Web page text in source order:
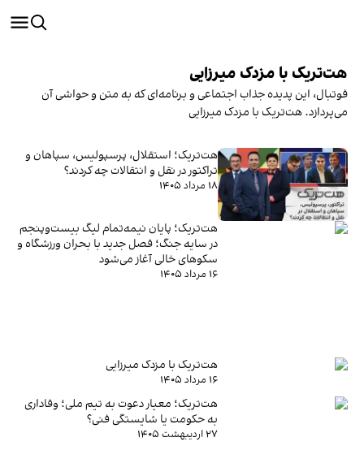
هت‌تریک با مزدک میرزایی
فوتبال، این پدیده جذاب اجتماعی و برنامه‌ای که به متن و حواشی آن
می‌پردازد. هت‌تریک با مزدک میرزایی
هت‌تریک؛ استقلال، پرسپولیس، سپاهان و
تراکتور در نقل و انتقالات چه کردند؟
۱۸ مرداد ۱۴۰۵
هت‌تریک؛ پایان نیمه‌تمام لیگ بیست‌وپنجم
در سایه جنگ؛ فصل جدید با بحران ورزشگاه و
سکوهای خالی آغاز می‌شود
۱۶ مرداد ۱۴۰۵
هت‌تریک با مزدک میرزایی
۱۶ مرداد ۱۴۰۵
هت‌تریک؛ معیار دعوت به تیم ملی؛ وفاداری
به حکومت یا شایستگی فنی؟
۲۷ اردیبهشت ۱۴۰۵